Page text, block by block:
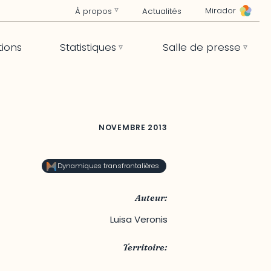
À propos Actualités Mirador
Statistiques Salle de presse
NOVEMBRE 2013
Dynamiques transfrontalières
Auteur:
Luisa Veronis
Territoire: